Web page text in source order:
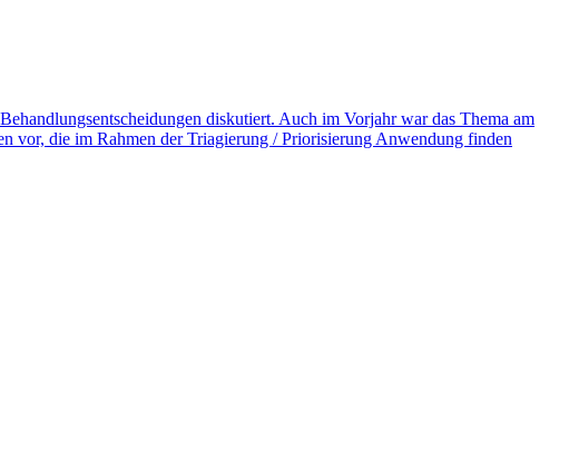
diskutiert. Auch im Vorjahr war das Thema am
vor, die im Rahmen der Triagierung / Priorisierung Anwendung finden